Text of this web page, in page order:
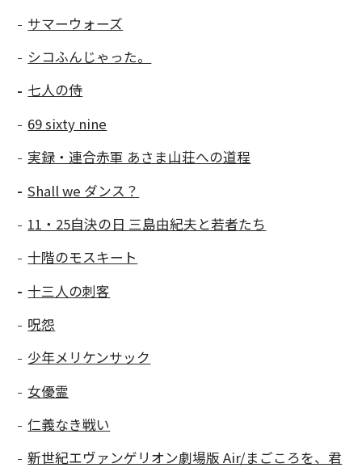
サマーウォーズ
シコふんじゃった。
七人の侍
69 sixty nine
実録・連合赤軍 あさま山荘への道程
Shall we ダンス？
11・25自決の日 三島由紀夫と若者たち
十階のモスキート
十三人の刺客
呪怨
少年メリケンサック
女優霊
仁義なき戦い
新世紀エヴァンゲリオン劇場版 Air/まごころを、君